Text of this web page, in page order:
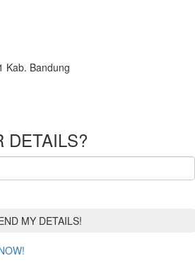
Kab. Bandung
DETAILS?